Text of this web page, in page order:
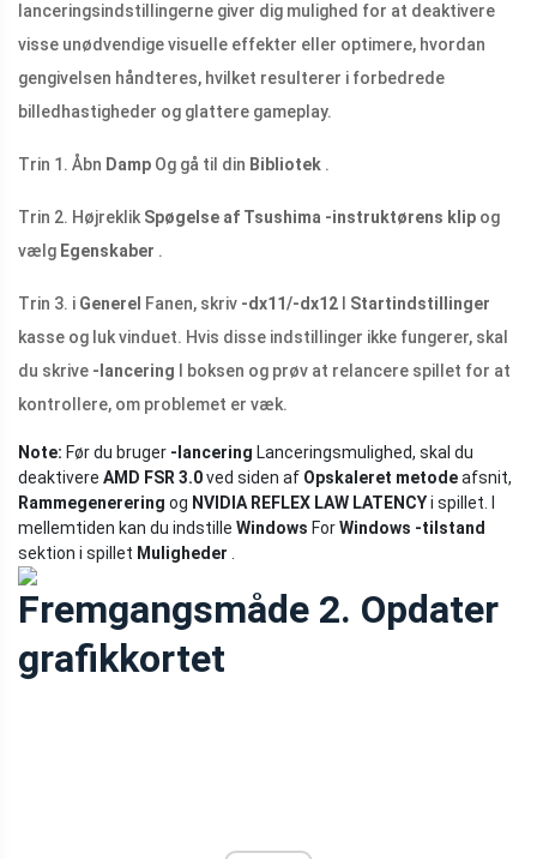
lanceringsindstillingerne giver dig mulighed for at deaktivere
visse unødvendige visuelle effekter eller optimere, hvordan
gengivelsen håndteres, hvilket resulterer i forbedrede
billedhastigheder og glattere gameplay.
Trin 1. Åbn Damp Og gå til din Bibliotek .
Trin 2. Højreklik Spøgelse af Tsushima -instruktørens klip og
vælg Egenskaber .
Trin 3. i Generel Fanen, skriv -dx11/-dx12
Startindstillinger
kasse og luk vinduet. Hvis disse indstillinger ikke fungerer, skal
du skrive -lancering I boksen og prøv at relancere spillet for at
kontrollere, om problemet er væk.
Note: Før du bruger -lancering Lanceringsmulighed, skal du
deaktivere AMD FSR 3.0ved siden af Opskaleret metodeafsnit,
Rammegenerering og NVIDIA REFLEX LAW LATENCYi spillet. I
mellemtiden kan du indstille Windows ForWindows -tilstand
sektion i spillet Muligheder
Fremgangsmåde 2. Opdater
grafikkortet